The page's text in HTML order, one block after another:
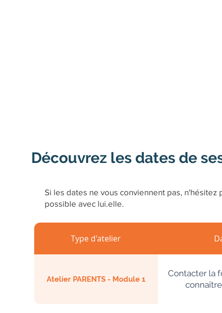
Découvrez les dates de
Si les dates ne vous conviennent pas,
possible avec lui.elle.
Type d'atelier
Atelier PARENTS - Module 1
Contacter la